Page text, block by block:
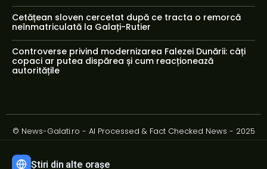
Cetățean sloven cercetat după ce tracta o remorcă
neînmatriculată la Galați-Rutier
Controverse privind modernizarea Falezei Dunării: câți
copaci ar putea dispărea și cum reacționează
autoritățile
© News-Galati.ro - AI Processed & Fact Checked News - 2025
Știri din alte orașe